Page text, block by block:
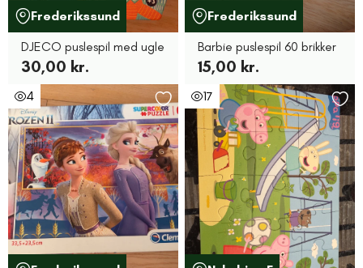
Frederikssund
DJECO puslespil med ugle
30,00 kr.
Frederikssund
Barbie puslespil 60 brikker
15,00 kr.
4 17